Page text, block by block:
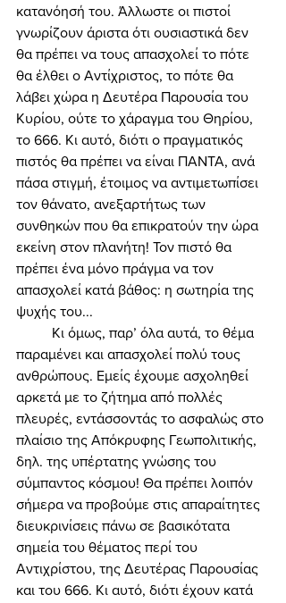
κατανόησή του. Άλλωστε οι πιστοί
γνωρίζουν άριστα ότι ουσιαστικά δεν
θα πρέπει να τους απασχολεί το πότε
θα έλθει ο Αντίχριστος, το πότε θα
λάβει χώρα η Δευτέρα Παρουσία του
Κυρίου, ούτε το χάραγμα του Θηρίου,
το 666. Κι αυτό, διότι ο πραγματικός
πιστός θα πρέπει να είναι ΠΑΝΤΑ, ανά
πάσα στιγμή, έτοιμος να αντιμετωπίσει
τον θάνατο, ανεξαρτήτως των
συνθηκών που θα επικρατούν την ώρα
εκείνη στον πλανήτη! Τον πιστό θα
πρέπει ένα μόνο πράγμα να τον
απασχολεί κατά βάθος: η σωτηρία της
ψυχής του...
παραμένει και απασχολεί πολύ τους
ανθρώπους. Εμείς έχουμε ασχοληθεί
αρκετά με το ζήτημα από πολλές
πλευρές, εντάσσοντάς το ασφαλώς στο
πλαίσιο της Απόκρυφης Γεωπολιτικής,
δηλ. της υπέρτατης γνώσης του
σύμπαντος κόσμου! Θα πρέπει λοιπόν
σήμερα να προβούμε στις απαραίτητες
διευκρινίσεις πάνω σε βασικότατα
σημεία του θέματος περί του
Αντιχρίστου, της Δευτέρας Παρουσίας
και του 666. Κι αυτό, διότι έχουν κατά